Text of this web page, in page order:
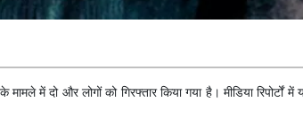
में दो और लोगों को गिरफ्तार किया गया है। मीडिया रिपोर्टों में